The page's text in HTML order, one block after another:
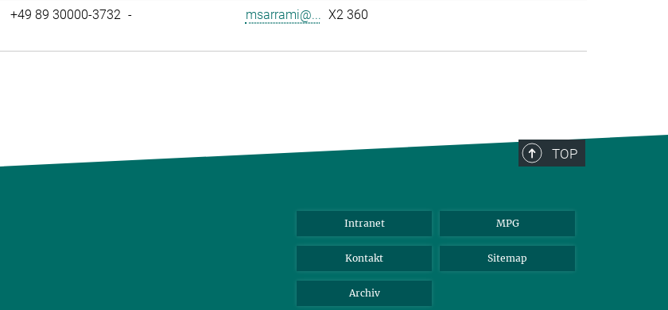
+49 89 30000-3732 - msarrami@... X2 360
TOP
Intranet MPG
Kontakt Sitemap
Archiv